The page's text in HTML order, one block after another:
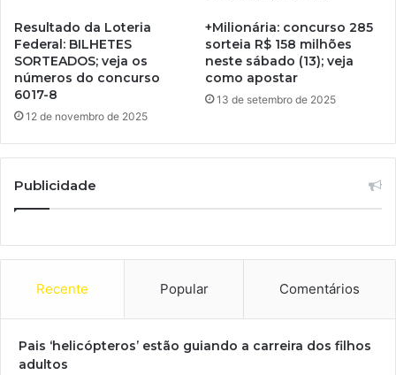
Resultado da Loteria
Federal: BILHETES
SORTEADOS; veja os
números do concurso
6017-8
12 de novembro de 2025
+Milionária: concurso 285
sorteia R$ 158 milhões
neste sábado (13); veja
como apostar
13 de setembro de 2025
Publicidade
Recente Popular Comentários
Pais ‘helicópteros’ estão guiando a carreira dos filhos
adultos